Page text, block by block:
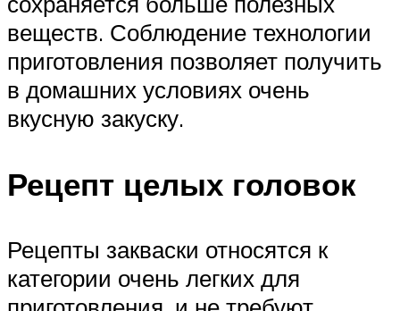
веществ. Соблюдение технологии
приготовления позволяет получить
в домашних условиях очень
вкусную закуску.
Рецепт целых головок
Рецепты закваски относятся к
категории очень легких для